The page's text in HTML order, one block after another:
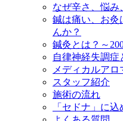
なぜ辛さ、悩み
鍼は痛い、お灸
んか？
鍼灸とは？～
自律神経失調症
メディカルア
スタッフ紹介
施術の流れ
「セドナ」に